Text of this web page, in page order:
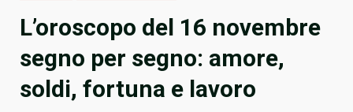
L’oroscopo del 16 novembre
segno per segno: amore,
soldi, fortuna e lavoro